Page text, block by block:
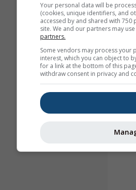
Your personal data will be
(cookies, unique identifiers, and
accessed by and shared with
site. We and our partners may
partners.
Some vendors may process your
interest, which you can object to
for a link at the bottom of this
withdraw consent in privacy and